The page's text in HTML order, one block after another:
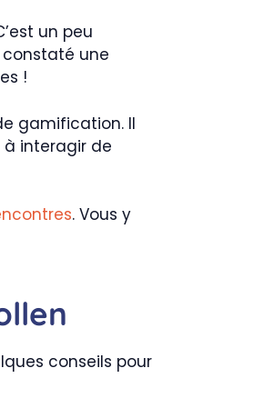
un peu
constaté une
!
gamification. Il
interagir de
. Vous y
conseils pour